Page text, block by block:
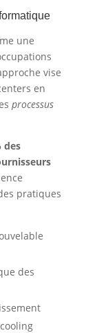
une
vise
en
processus
des
pratiques
des